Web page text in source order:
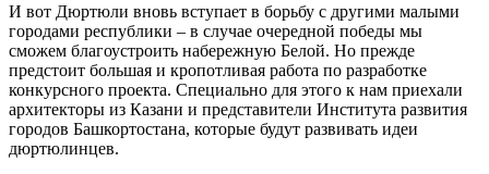
И вот Дюртюли вновь вступает в борьбу с другими малыми
городами республики – в случае очередной победы мы
сможем благоустроить набережную Белой. Но прежде
предстоит большая и кропотливая работа по разработке
конкурсного проекта. Специально для этого к нам приехали
архитекторы из Казани и представители Института развития
городов Башкортостана, которые будут развивать идеи
дюртюлинцев.